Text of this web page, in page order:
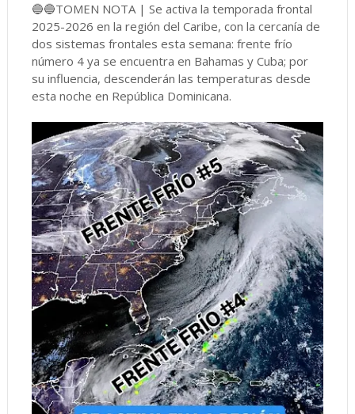
🔵🔵TOMEN NOTA | Se activa la temporada frontal
2025-2026 en la región del Caribe, con la cercanía de
dos sistemas frontales esta semana: frente frío
número 4 ya se encuentra en Bahamas y Cuba; por
su influencia, descenderán las temperaturas desde
esta noche en República Dominicana.